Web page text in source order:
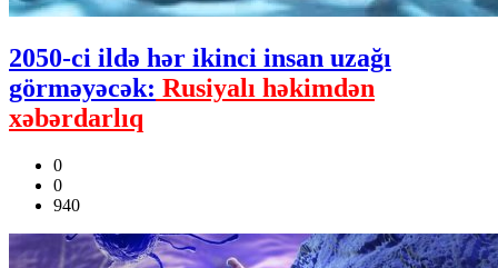
2050-ci ildə hər ikinci insan uzağı
görməyəcək: Rusiyalı həkimdən
xəbərdarlıq
0
0
940